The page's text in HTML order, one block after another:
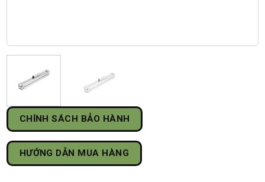
CHÍNH SÁCH BẢO HÀNH
HƯỚNG DẪN MUA HÀNG